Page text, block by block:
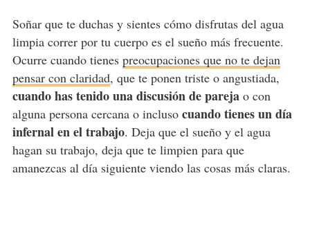
Soñar que te duchas y sientes cómo disfrutas del agua
limpia correr por tu cuerpo es el sueño más frecuente.
Ocurre cuando tienes preocupaciones que no te dejan
pensar con claridad, que te ponen triste o angustiada,
cuando has tenido una discusión de parejao con
alguna persona cercana o incluso cuando tienes un día
infernal en el trabajo. Deja que el sueño y el agua
hagan su trabajo, deja que te limpien para que
amanezcas al día siguiente viendo las cosas más claras.